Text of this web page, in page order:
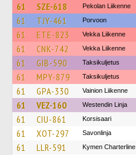
61 SZE-618 Pekolan Liikenne
61 TJY-461 Porvoon
61 ETE-823 Vekka Liikenne
61 CNK-742 Vekka Liikenne
61 GIB-590 Taksikuljetus
61 MPY-879 Taksikuljetus
61 GPA-330 Vainion Liikenne
61 VEZ-160 Westendin Linja
61 CIU-861 Korsisaari
61 XOT-297 Savonlinja
61 LLR-591 Kymen Charterline